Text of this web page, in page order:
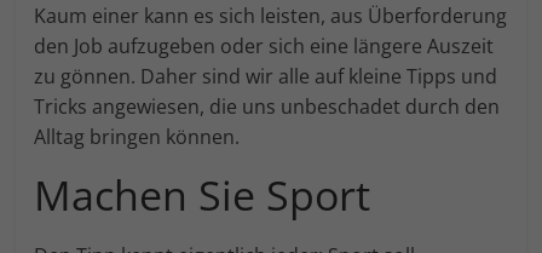
Kaum einer kann es sich leisten, aus Überforderung
den Job aufzugeben oder sich eine längere Auszeit
zu gönnen. Daher sind wir alle auf kleine Tipps und
Tricks angewiesen, die uns unbeschadet durch den
Alltag bringen können.
Machen Sie Sport